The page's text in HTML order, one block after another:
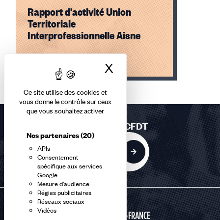
Ce site utilise des cookies et
vous donne le contrôle sur ceux
que vous souhaitez activer
Nos partenaires(20)
APIs
Consentement
spécifique aux services
Google
Mesure d'audience
Régies publicitaires
Réseaux sociaux
Vidéos
X Masquer le
Le Lundi, Mardi et Jeudi : 9h00 - 12h00 / 13h30
- 17h00
Ne pas hésitez à laisser un message sur le
répondeur
Rapport d'activité Union
Territoriale
Interprofessionnelle Aisne
sur
Rejoindre la CFDT
HAUTS-DE-FRANCE